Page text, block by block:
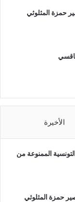
حمزة المثلوثي
الأخيرة
التونسية الممنوعة من
حمزة المثلوثي